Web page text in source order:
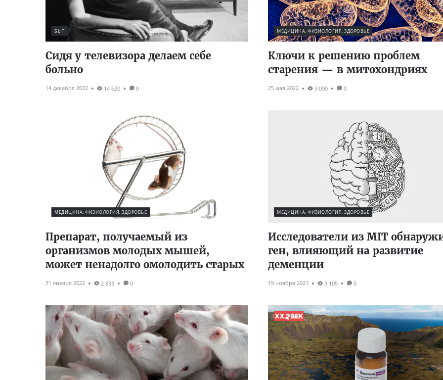
БЫТ
Сидя у телевизора делаем себе
больно
14 декабря 2022 14 620 0
МЕДИЦИНА, ФИЗИОЛОГИЯ, ЗДОРОВЬЕ
Ключи к решению проблем
старения — в митохондриях
25 мая 2022 3 090 0
МЕДИЦИНА, ФИЗИОЛОГИЯ, ЗДОРОВЬЕ
Препарат, получаемый из
организмов молодых мышей,
может ненадолго омолодить старых
31 января 2022 2 833 0
МЕДИЦИНА, ФИЗИОЛОГИЯ, ЗДОРОВЬЕ
Исследователи из MIT
ген, влияющий на развитие
деменции
19 ноября 2021 3 105 0